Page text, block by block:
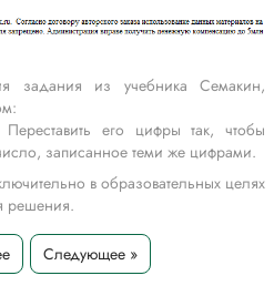
задания из учебника Семакин,
его цифры так, чтобы
записанное теми же цифрами.
в образовательных целях
решения.
Следующее »